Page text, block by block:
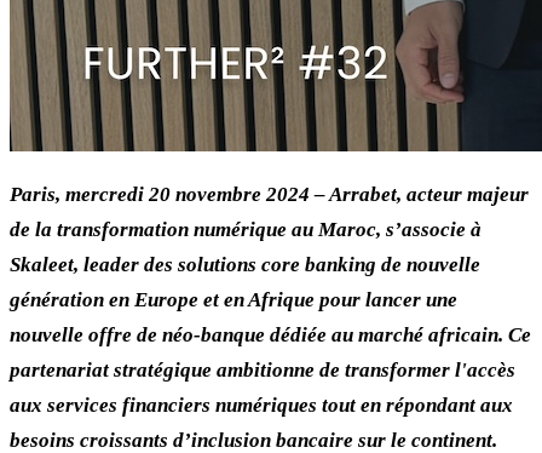
Paris, mercredi 20 novembre 2024 – Arrabet, acteur majeur
de la transformation numérique au Maroc, s’associe à
Skaleet, leader des solutions core banking de nouvelle
génération en Europe et en Afrique pour lancer une
nouvelle offre de néo-banque dédiée au marché africain. Ce
partenariat stratégique ambitionne de transformer l'accès
aux services financiers numériques tout en répondant aux
besoins croissants d’inclusion bancaire sur le continent.